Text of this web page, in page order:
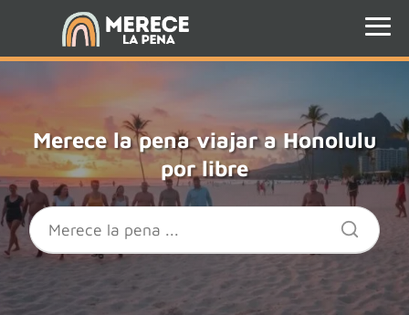
Merece la pena viajar a Honolulu
por libre